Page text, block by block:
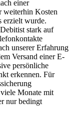
einer
weiterhin Kosten
erzielt wurde.
stark auf
unserer Erfahrung
Versand einer E-
persönliche
erkennen. Für
viele Monate mit
nur bedingt